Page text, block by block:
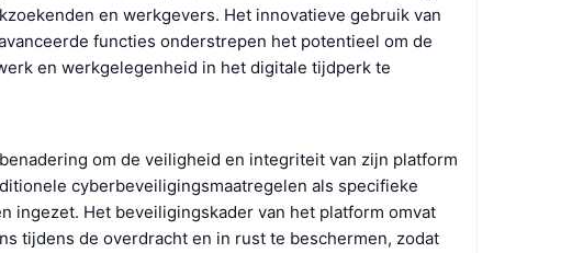
en werkgevers. Het innovatieve gebruik van
functies onderstrepen het potentieel om de
en werkgelegenheid in het digitale tijdperk te
om de veiligheid en integriteit van zijn platform
cyberbeveiligingsmaatregelen als specifieke
ingezet. Het beveiligingskader van het platform omvat
tijdens de overdracht en in rust te beschermen, zodat